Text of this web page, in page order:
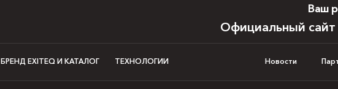
Ваш
Официальный сайт
БРЕНД EXITEQ И КАТАЛОГ ТЕХНОЛОГИИ Новости